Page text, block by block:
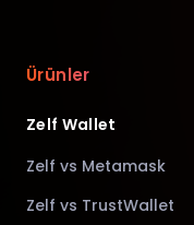
Ürünler
Zelf Wallet
Zelf vs Metamask
Zelf vs TrustWallet